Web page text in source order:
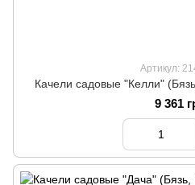
Артикул:
Качели садовые "Келли"
9 361